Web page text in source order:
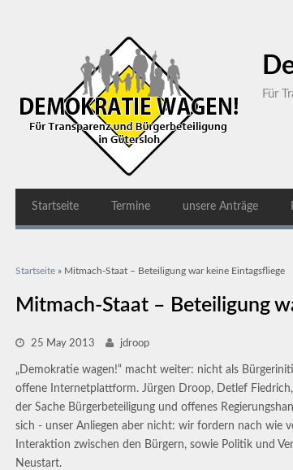
Für
Startseite Termine unsere Anträge
Sie sind hier
Startseite » Mitmach-Staat – Beteiligung war keine Eintagsfliege
Mitmach-Staat – Beteiligung
25 May 2013 jdroop
„Demokratie wagen!“ macht weiter: nicht als
offene Internetplattform. Jürgen Droop, Detlef
der Sache Bürgerbeteiligung und offenes
sich - unser Anliegen aber nicht: wir fordern nach wie
Interaktion zwischen den Bürgern, sowie Politik und
Neustart.